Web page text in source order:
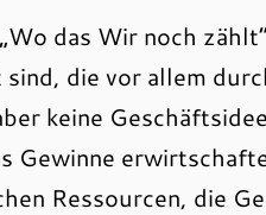
das Wir noch
die vor allem
keine
Ressourcen, die